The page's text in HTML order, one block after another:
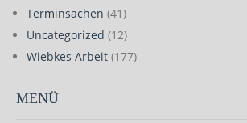
Terminsachen (41)
Uncategorized (12)
Wiebkes Arbeit (177)
MENÜ